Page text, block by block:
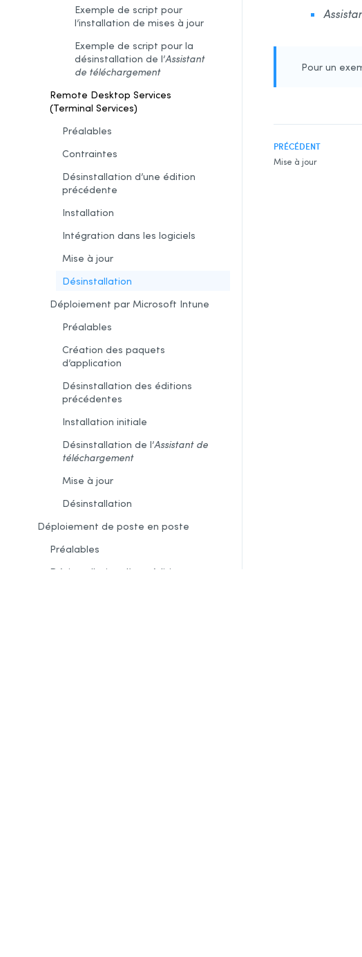
Exemple de script pour
l’installation de mises à jour
Exemple de script pour la
désinstallation de l’Assistant
de téléchargement
Remote Desktop Services
(Terminal Services)
Préalables
Contraintes
Désinstallation d’une édition
précédente
Installation
Intégration dans les logiciels
Mise à jour
Désinstallation
Déploiement par Microsoft Intune
Préalables
Création des paquets
d’application
Désinstallation des éditions
précédentes
Installation initiale
Désinstallation de l’Assistant de
téléchargement
Mise à jour
Désinstallation
Déploiement de poste en poste
Préalables
Désinstallation d’une édition
Pour un
PRÉCÉDENT
Mise à jour